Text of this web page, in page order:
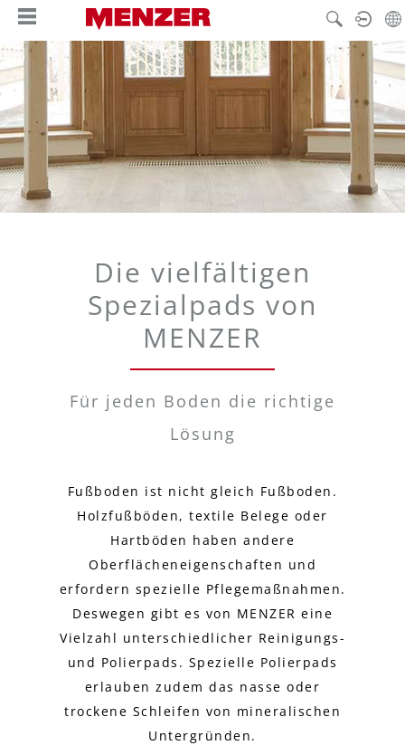
springen
Die vielfältigen
Spezialpads von
MENZER
Für jeden Boden die richtige
Lösung
Fußboden ist nicht gleich Fußboden.
Holzfußböden, textile Belege oder
Hartböden haben andere
Oberflächeneigenschaften und
erfordern spezielle Pflegemaßnahmen.
Deswegen gibt es von MENZER eine
Vielzahl unterschiedlicher Reinigungs-
und Polierpads. Spezielle Polierpads
erlauben zudem das nasse oder
trockene Schleifen von mineralischen
Untergründen.